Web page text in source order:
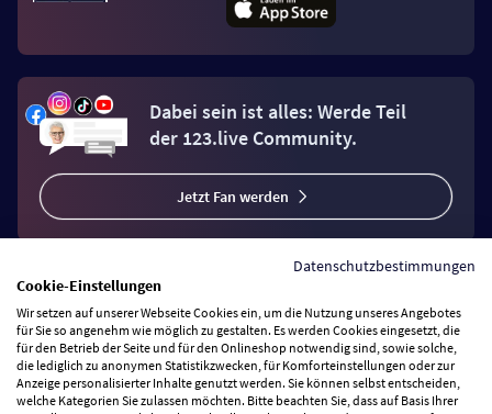
Dabei sein ist alles: Werde Teil
der 123.live Community.
Jetzt Fan werden
Vertrag widerrufen
Zahlungsarten
Datenschutzbestimmungen
Cookie-Einstellungen
Wir setzen auf unserer Webseite Cookies ein, um die Nutzung unseres Angebotes
für Sie so angenehm wie möglich zu gestalten. Es werden Cookies eingesetzt, die
für den Betrieb der Seite und für den Onlineshop notwendig sind, sowie solche,
die lediglich zu anonymen Statistikzwecken, für Komforteinstellungen oder zur
Anzeige personalisierter Inhalte genutzt werden. Sie können selbst entscheiden,
welche Kategorien Sie zulassen möchten. Bitte beachten Sie, dass auf Basis Ihrer